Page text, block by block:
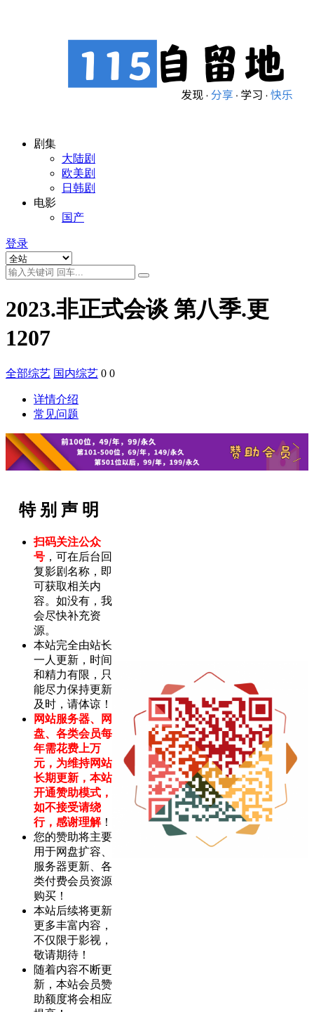
剧集
大陆剧
欧美剧
日韩剧
电影
国产
登录
2023.非正式会谈 第八季.更
1207
全部综艺 国内综艺 0 0
详情介绍
常见问题
特 别 声 明
扫码关注公众
号 ，可在后台回
复影剧名称，即
可获取相关内
容。如没有，我
会尽快补充资
源。
本站完全由站长
一人更新，时间
和精力有限，只
能尽力保持更新
及时，请体谅！
网站服务器、网
盘、各类会员每
年需花费上万
元，为维持网站
长期更新，本站
开通赞助模式，
如不接受请绕
行，感谢理解！
您的赞助将主要
用于网盘扩容、
服务器更新、各
类付费会员资源
购买！
本站后续将更新
更多丰富内容，
不仅限于影视，
敬请期待！
随着内容不断更
新，本站会员赞
助额度将会相应